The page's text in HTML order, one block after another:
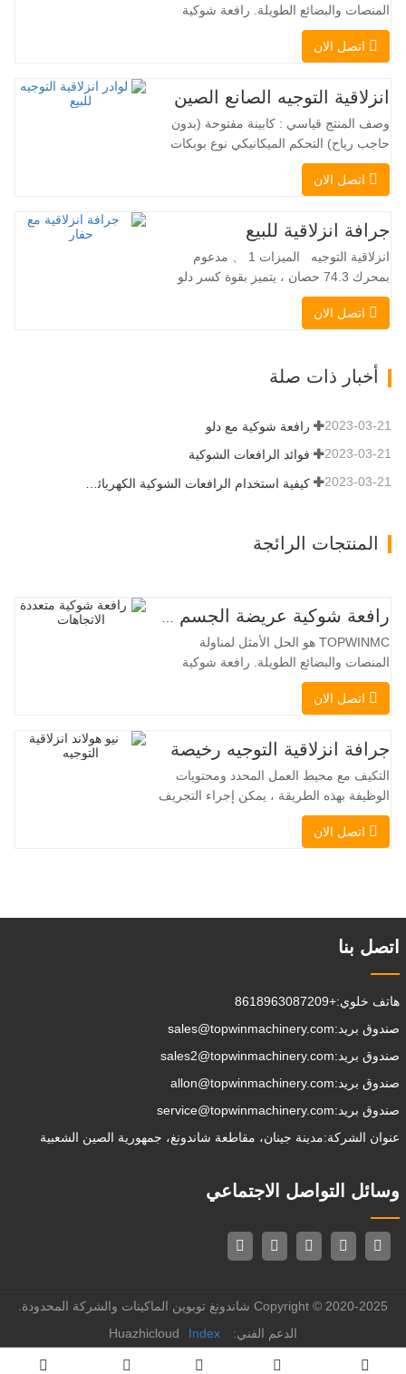
المنصات والبضائع الطويلة. رافعة شوكية
ثنائية الاستخدام، تجمع بين مزايا الرافعة
الشوكية والرافعة الجانبية. محركها الكهربائي
بزاوية 360 درجة، يُمكّنان من تغيير الاتجاه
بسلاسة دون انقطاع في تدفق الحمولة، مما
يجعل TOPWINMC…
اتصل الان
انزلاقية التوجيه الصانع الصين
وصف المنتج قياسي : كابينة مفتوحة (بدون
حاجب رياح) التحكم الميكانيكي نوع بوبكات
عقبة ومقرنة سريعة ||| مضخة هيدروليكية
Danfoss الأمريكية محرك إيتون الأمريكي
التلقائي الفرامل الهيدروليكية دلو قياسي
اللودر الانزلاقي هو نوع من الآلات المناسبة
لموقع العمل الضيق…
اتصل الان
جرافة انزلاقية للبيع
انزلاقية التوجيه الميزات 1 、 مدعوم
بمحرك 74.3 حصان ، يتميز بقوة كسر دلو
عند 3350 كجم ، والأداء العالي والإنتاجية إلى
مجموعة متنوعة من الملحقات التي تتطلب
اتصل الان
أخبار ذات صلة
رافعة شوكية مع دلو 2023-03-21
فوائد الرافعات الشوكية 2023-03-21
2023-03-21
المنتجات الرائجة
TOPWINMC هو الحل الأمثل لمناولة
المنصات والبضائع الطويلة. رافعة شوكية
ثنائية الاستخدام، تجمع بين مزايا الرافعة
الشوكية والرافعة الجانبية. محركها الكهربائي
بزاوية 360 درجة، يُمكّنان من تغيير الاتجاه
بسلاسة دون انقطاع في تدفق الحمولة، مما
يجعل TOPWINMC
اتصل الان
جرافة انزلاقية التوجيه رخيصة
التكيف مع محيط العمل المحدد ومحتويات
الوظيفة بهذه الطريقة ، يمكن إجراء التجريف
، التراص ، الرفع ، الحفر ، الحفر ، السحق ،
الإمساك ، الدفع ، تخفيف التربة ، الخنادق
التي تختار القيام بها.يمكن
اتصل الان
اتصل بنا
هاتف خلوي:+8618963087209
صندوق بريد:sales@topwinmachinery.com
صندوق بريد:sales2@topwinmachinery.com
صندوق بريد:allon@topwinmachinery.com
صندوق بريد:service@topwinmachinery.com
عنوان الشركة:مدينة جينان، مقاطعة شاندونغ، جمهورية الصين الشعبية
وسائل التواصل الاجتماعي
Copyright © 2020-2025 شاندونغ توبوين الماكينات والشركة المحدودة.
الدعم الفني: Huazhicloud
Index